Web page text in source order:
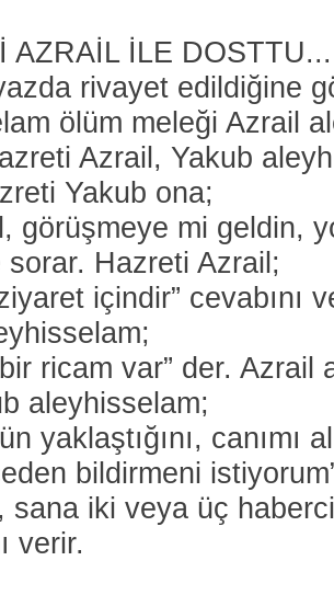
AZRAİL İLE DOSTTU...
rivayet edildiğine
ölüm meleği Azrail
Azrail, Yakub
Yakub ona;
görüşmeye mi geldin,
sorar. Hazreti Azrail;
içindir” cevabını
ricam var” der. Azrail
aleyhisselam;
yaklaştığını, canımı
bildirmeni
sana iki veya üç
verir.